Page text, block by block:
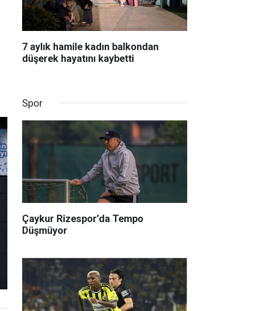
7 aylık hamile kadın balkondan
düşerek hayatını kaybetti
Spor
Çaykur Rizespor’da Tempo
Düşmüyor